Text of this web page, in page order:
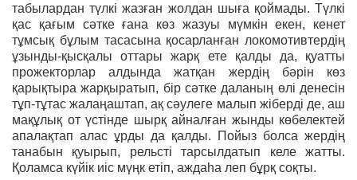
табылардан түлкі жазған жолдан шыға қоймады. Түлкі
қас қағым сәтке ғана көз жазуы мүмкін екен, кенет
тұмсық бұлым тасасына қосарланған локомотивтердің
ұзынды-қысқалы оттары жарқ ете қалды да, қуатты
прожекторлар алдында жатқан жердің бәрін көз
қарықтыра жарқыратып, бір сәтке даланың өлі денесін
тұп-тұтас жалаңаштап, ақ сәулеге малып жіберді де, аш
мақұлық от үстінде шырқ айналған жынды көбелектей
апалақтап алас ұрды да қалды. Пойыз болса жердің
танабын қуырып, рельсті тарсылдатып келе жатты.
Қоламса күйік иіс мүңк етіп, аждаһа леп бұрқ соқты.